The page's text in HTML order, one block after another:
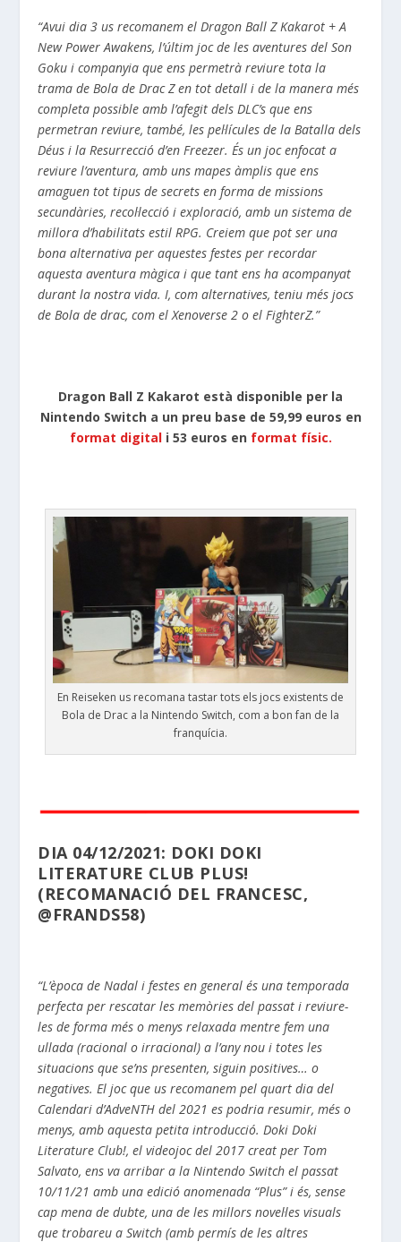
“Avui dia 3 us recomanem el Dragon Ball Z Kakarot + A
New Power Awakens, l’últim joc de les aventures del Son
Goku i companyia que ens permetrà reviure tota la
trama de Bola de Drac Z en tot detall i de la manera més
completa possible amb l’afegit dels DLC’s que ens
permetran reviure, també, les pel·lícules de la Batalla dels
Déus i la Resurrecció d’en Freezer. És un joc enfocat a
reviure l’aventura, amb uns mapes àmplis que ens
amaguen tot tipus de secrets en forma de missions
secundàries, recol·lecció i exploració, amb un sistema de
millora d’habilitats estil RPG. Creiem que pot ser una
bona alternativa per aquestes festes per recordar
aquesta aventura màgica i que tant ens ha acompanyat
durant la nostra vida. I, com alternatives, teniu més jocs
de Bola de drac, com el Xenoverse 2 o el FighterZ.”
Dragon Ball Z Kakarot està disponible per la
Nintendo Switch a un preu base de 59,99 euros en
format digitali 53 euros en format físic.
En Reiseken us recomana tastar tots els jocs existents de
Bola de Drac a la Nintendo Switch, com a bon fan de la
franquícia.
DIA 04/12/2021: DOKI DOKI
LITERATURE CLUB PLUS!
(RECOMANACIÓ DEL FRANCESC,
@FRANDS58)
“L’època de Nadal i festes en general és una temporada
perfecta per rescatar les memòries del passat i reviure-
les de forma més o menys relaxada mentre fem una
ullada (racional o irracional) a l’any nou i totes les
situacions que se’ns presenten, siguin positives… o
negatives. El joc que us recomanem pel quart dia del
Calendari d’AdveNTH del 2021 es podria resumir, més o
menys, amb aquesta petita introducció. Doki Doki
Literature Club!, el videojoc del 2017 creat per Tom
Salvato, ens va arribar a la Nintendo Switch el passat
10/11/21 amb una edició anomenada “Plus” i és, sense
cap mena de dubte, una de les millors novel·les visuals
que trobareu a Switch (amb permís de les altres